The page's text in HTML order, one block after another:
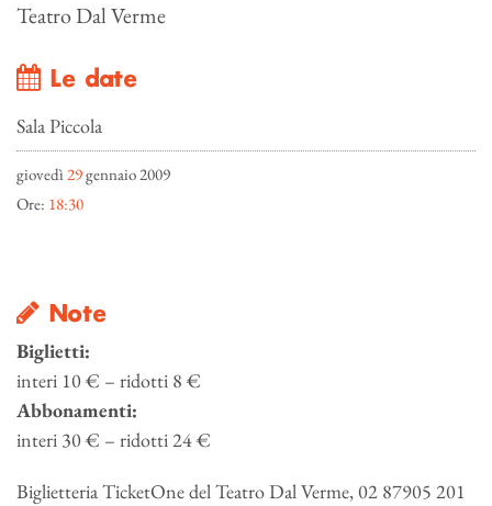
Teatro Dal Verme
Le date
Sala Piccola
giovedì 29gennaio 2009
Ore: 18:30
Note
Biglietti:
interi 10 € – ridotti 8 €
Abbonamenti:
interi 30 € – ridotti 24 €
Biglietteria TicketOne del Teatro Dal Verme, 02 87905 201